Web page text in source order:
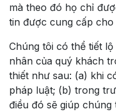
mà theo đó họ chỉ
tin được cung cấp
Chúng tôi có thể tiết
nhân của quý khách
thiết như sau: (a) khi
pháp luật; (b) trong
điều đó sẽ giúp